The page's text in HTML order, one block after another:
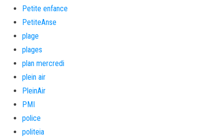
Petite enfance
PetiteAnse
plage
plages
plan mercredi
plein air
PleinAir
PMI
police
politeia